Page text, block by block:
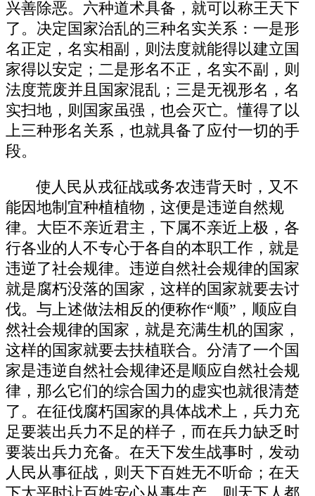
兴善除恶。六种道术具备，就可以称王天下
了。决定国家治乱的三种名实关系：一是形
名正定，名实相副，则法度就能得以建立国
家得以安定；二是形名不正，名实不副，则
法度荒废并且国家混乱；三是无视形名，名
实扫地，则国家虽强，也会灭亡。懂得了以
上三种形名关系，也就具备了应付一切的手
段。
使人民从戎征战或务农违背天时，又不
能因地制宜种植植物，这便是违逆自然规
律。大臣不亲近君主，下属不亲近上极，各
行各业的人不专心于各自的本职工作，就是
违逆了社会规律。违逆自然社会规律的国家
就是腐朽没落的国家，这样的国家就要去讨
伐。与上述做法相反的便称作“顺”，顺应自
然社会规律的国家，就是充满生机的国家，
这样的国家就要去扶植联合。分清了一个国
家是违逆自然社会规律还是顺应自然社会规
律，那么它们的综合国力的虚实也就很清楚
了。在征伐腐朽国家的具体战术上，兵力充
足要装出兵力不足的样子，而在兵力缺乏时
要装出兵力充备。在天下发生战事时，发动
人民从事征战，则天下百姓无不听命；在天